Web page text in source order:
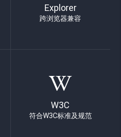
Explorer
跨浏览器兼容
W3C
符合W3C标准及规范